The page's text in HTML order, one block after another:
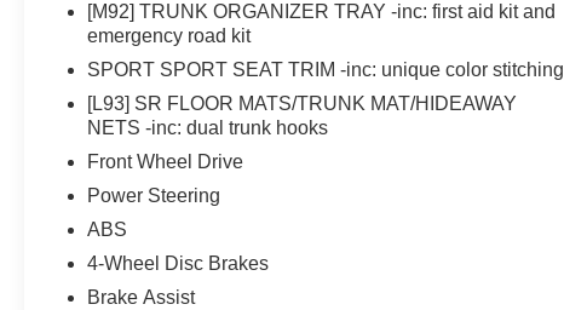
[M92] TRUNK ORGANIZER TRAY -inc: first aid kit and
emergency road kit
SPORT SPORT SEAT TRIM -inc: unique color stitching
[L93] SR FLOOR MATS/TRUNK MAT/HIDEAWAY
NETS -inc: dual trunk hooks
Front Wheel Drive
Power Steering
ABS
4-Wheel Disc Brakes
Brake Assist